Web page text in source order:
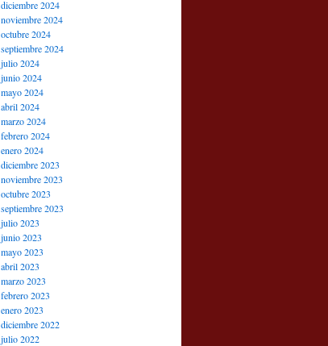
diciembre 2024
noviembre 2024
octubre 2024
septiembre 2024
julio 2024
junio 2024
mayo 2024
abril 2024
marzo 2024
febrero 2024
enero 2024
diciembre 2023
noviembre 2023
octubre 2023
septiembre 2023
julio 2023
junio 2023
mayo 2023
abril 2023
marzo 2023
febrero 2023
enero 2023
diciembre 2022
julio 2022